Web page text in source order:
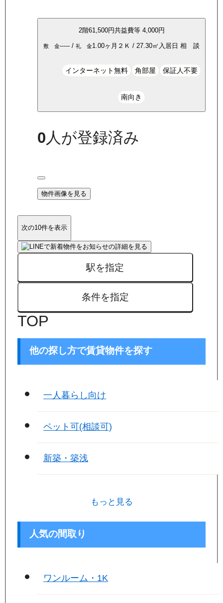
2階61,500円共益費等 4,000円
敷 金----- / 礼 金1.00ヶ月 ２Ｋ / 27.30㎡ 入居日 相 談
インターネット無料 角部屋 保証人不要
南向き
0 人が登録済み
物件画像を見る
次の10件を表示
駅を指定
条件を指定
TOP
他の探し方で賃貸物件を探す
一人暮らし向け
ペット可(相談可)
新築・築浅
もっと見る
人気の間取り
ワンルーム・1K